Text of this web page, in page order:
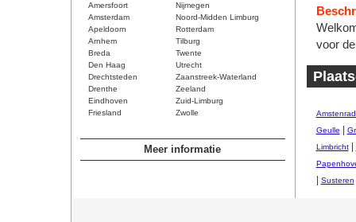
Amersfoort
Nijmegen
Amsterdam
Noord-Midden Limburg
Apeldoorn
Rotterdam
Arnhem
Tilburg
Breda
Twente
Den Haag
Utrecht
Drechtsteden
Zaanstreek-Waterland
Drenthe
Zeeland
Eindhoven
Zuid-Limburg
Friesland
Zwolle
Meer informatie
voor
Geulle
Limbricht|
Susteren